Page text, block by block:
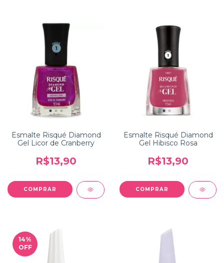
Esmalte Risqué Diamond
Gel Licor de Cranberry
R$13,90
Esmalte Risqué Diamond
Gel Hibisco Rosa
R$13,90
14%
OFF